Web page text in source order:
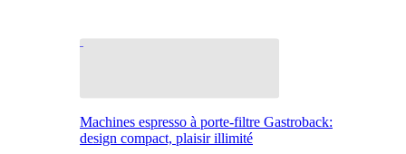
Machines espresso à porte-filtre Gastroback:
design compact, plaisir illimité